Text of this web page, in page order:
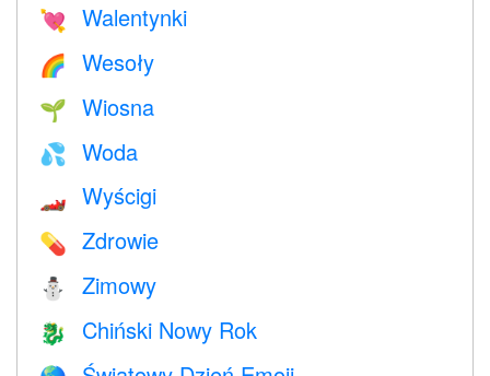
💘 Walentynki
🌈 Wesoły
🌱 Wiosna
💦 Woda
🏎 Wyścigi
💊 Zdrowie
⛄ Zimowy
🐉 Chiński Nowy Rok